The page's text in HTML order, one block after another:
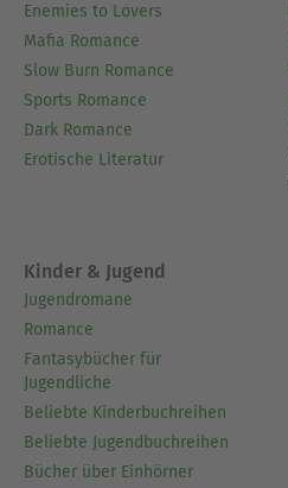
Enemies to Lovers
Mafia Romance
Slow Burn Romance
Sports Romance
Dark Romance
Erotische Literatur
Kinder & Jugend
Jugendromane
Romance
Fantasybücher für
Jugendliche
Beliebte Kinderbuchreihen
Beliebte Jugendbuchreihen
Bücher über Einhörner